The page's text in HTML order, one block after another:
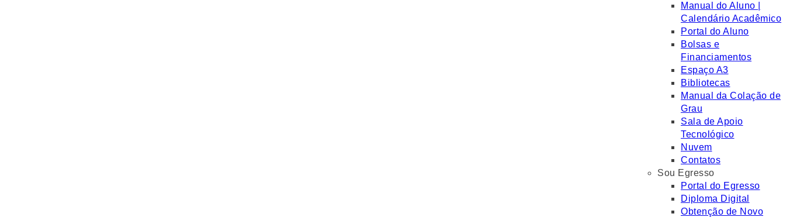
Manual do Aluno |
Calendário Acadêmico
Portal do Aluno
Bolsas e
Financiamentos
Espaço A3
Bibliotecas
Manual da Colação de
Grau
Sala de Apoio
Tecnológico
Nuvem
Contatos
Sou Egresso
Portal do Egresso
Diploma Digital
Obtenção de Novo